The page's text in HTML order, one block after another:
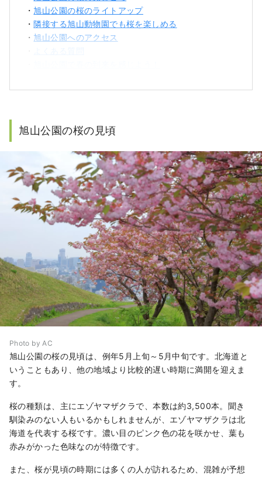
・旭山公園の桜のライトアップ
・隣接する旭山動物園でも桜を楽しめる
・ 旭山公園へのアクセス
旭山公園の桜の見頃
Photo by AC
旭山公園の桜の見頃は、例年5月上旬～5月中旬です。北海道と
いうこともあり、他の地域より比較的遅い時期に満開を迎えま
す。
桜の種類は、主にエゾヤマザクラで、本数は約3,500本。聞き
馴染みのない人もいるかもしれませんが、エゾヤマザクラは北
海道を代表する桜です。濃い目のピンク色の花を咲かせ、葉も
赤みがかった色味なのが特徴です。
また、桜が見頃の時期には多くの人が訪れるため、混雑が予想